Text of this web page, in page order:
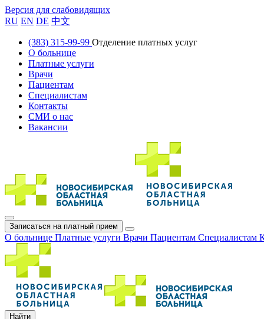
Версия для слабовидящих
RU EN DE 中文
(383) 315-99-99 Отделение платных услуг
О больнице
Платные услуги
Врачи
Пациентам
Специалистам
Контакты
СМИ о нас
Вакансии
Записаться на платный прием
О больнице Платные услуги Врачи Пациентам Специалистам